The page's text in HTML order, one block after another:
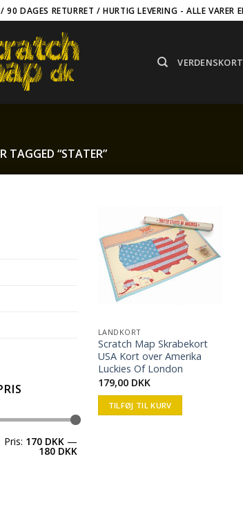
DAGES RETURRET / HURTIG LEVERING - ALLE VARER
VERDENSKORT
TAGGED “STATER”
Pris: 170 DKK —
180 DKK
LANDKORT
Scratch Map Skrabekort
USA Kort over Amerika
Luckies Of London
179,00 DKK
TILFØJ TIL KURV